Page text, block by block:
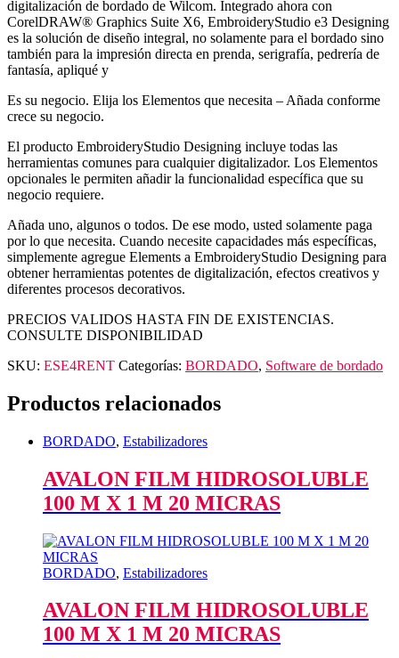
digitalización de bordado de Wilcom. Integrado ahora con
CorelDRAW® Graphics Suite X6, EmbroideryStudio e3 Designing
es la solución de diseño integral, no solamente para el bordado sino
también para la impresión directa en prenda, serigrafía, pedrería de
fantasía, apliqué y
Es su negocio. Elija los Elementos que necesita – Añada conforme
crece su negocio.
El producto EmbroideryStudio Designing incluye todas las
herramientas comunes para cualquier digitalizador. Los Elementos
opcionales le permiten añadir la funcionalidad específica que su
negocio requiere.
Añada uno, algunos o todos. De ese modo, usted solamente paga
por lo que necesita. Cuando necesite capacidades más específicas,
simplemente agregue Elements a EmbroideryStudio Designing para
obtener herramientas potentes de digitalización, efectos creativos y
diferentes procesos decorativos.
PRECIOS VALIDOS HASTA FIN DE EXISTENCIAS.
CONSULTE DISPONIBILIDAD
SKU: ESE4RENT Categorías: BORDADO, Software de bordado
Productos relacionados
BORDADO, Estabilizadores
AVALON FILM HIDROSOLUBLE
100 M X 1 M 20 MICRAS
BORDADO, Estabilizadores
AVALON FILM HIDROSOLUBLE
100 M X 1 M 20 MICRAS